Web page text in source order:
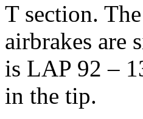
T section.
airbrakes are
is LAP 92 –
in the tip.